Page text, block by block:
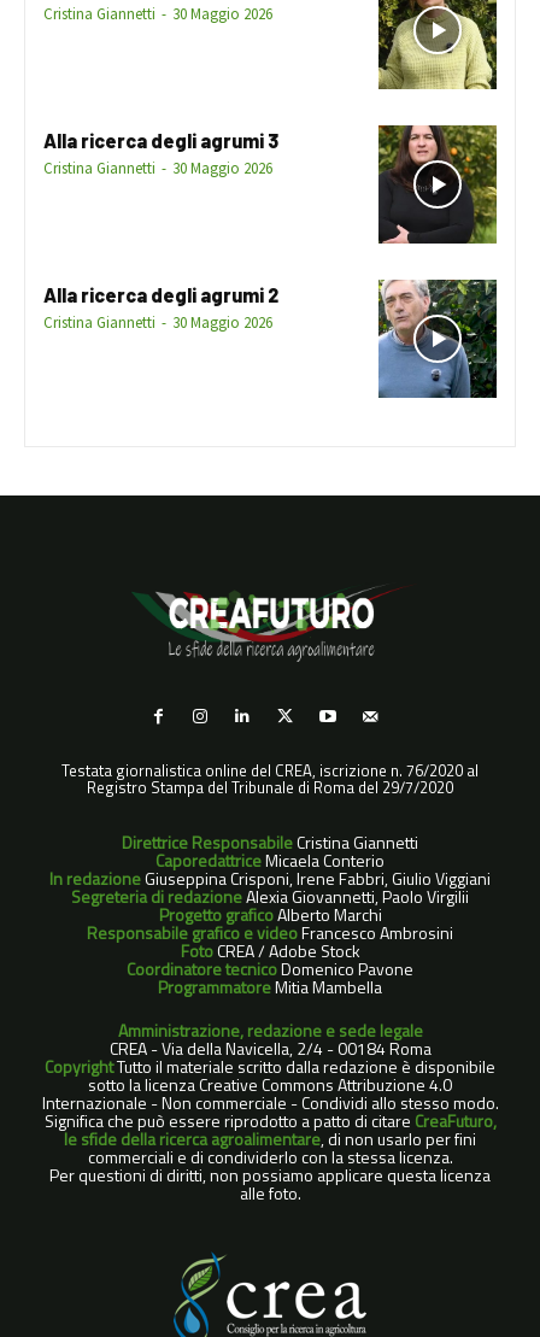
Cristina Giannetti - 30 Maggio 2026
Alla ricerca degli agrumi 3
Cristina Giannetti - 30 Maggio 2026
Alla ricerca degli agrumi 2
Cristina Giannetti - 30 Maggio 2026
Testata giornalistica online del CREA, iscrizione n. 76/2020 al
Registro Stampa del Tribunale di Roma del 29/7/2020
Direttrice ResponsabileCristina Giannetti
CaporedattriceMicaela Conterio
In redazioneGiuseppina Crisponi, Irene Fabbri, Giulio Viggiani
Segreteria di redazioneAlexia Giovannetti, Paolo Virgilii
Progetto graficoAlberto Marchi
Responsabile grafico e videoFrancesco Ambrosini
FotoCREA / Adobe Stock
Coordinatore tecnicoDomenico Pavone
ProgrammatoreMitia Mambella
Amministrazione, redazione e sede legale
CREA - Via della Navicella, 2/4 - 00184 Roma
CopyrightTutto il materiale scritto dalla redazione è disponibile
sotto la licenza Creative Commons Attribuzione 4.0
Internazionale - Non commerciale - Condividi allo stesso modo.
Significa che può essere riprodotto a patto di citare CreaFuturo,
le sfide della ricerca agroalimentare, di non usarlo per fini
commerciali e di condividerlo con la stessa licenza.
Per questioni di diritti, non possiamo applicare questa licenza
alle foto.